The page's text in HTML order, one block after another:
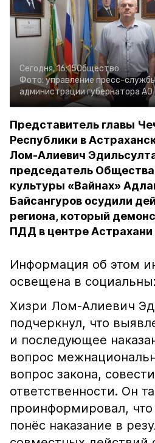
Сегодня, 16:15Общество
Фото: управление пресс-
администрации губернатора АО
Представитель главы
Республики в
Лом-Алиевич
председатель Общества
культуры «Вайнах»
Байсангуров осудили
региона, который
ПДД в центре Астрахани
Информация об этом
освещена в
Хизри Лом-Алиевич
подчеркнул, что
и последующее
вопрос
вопрос закона,
ответственности. Он
проинформировал,
понёс наказание в